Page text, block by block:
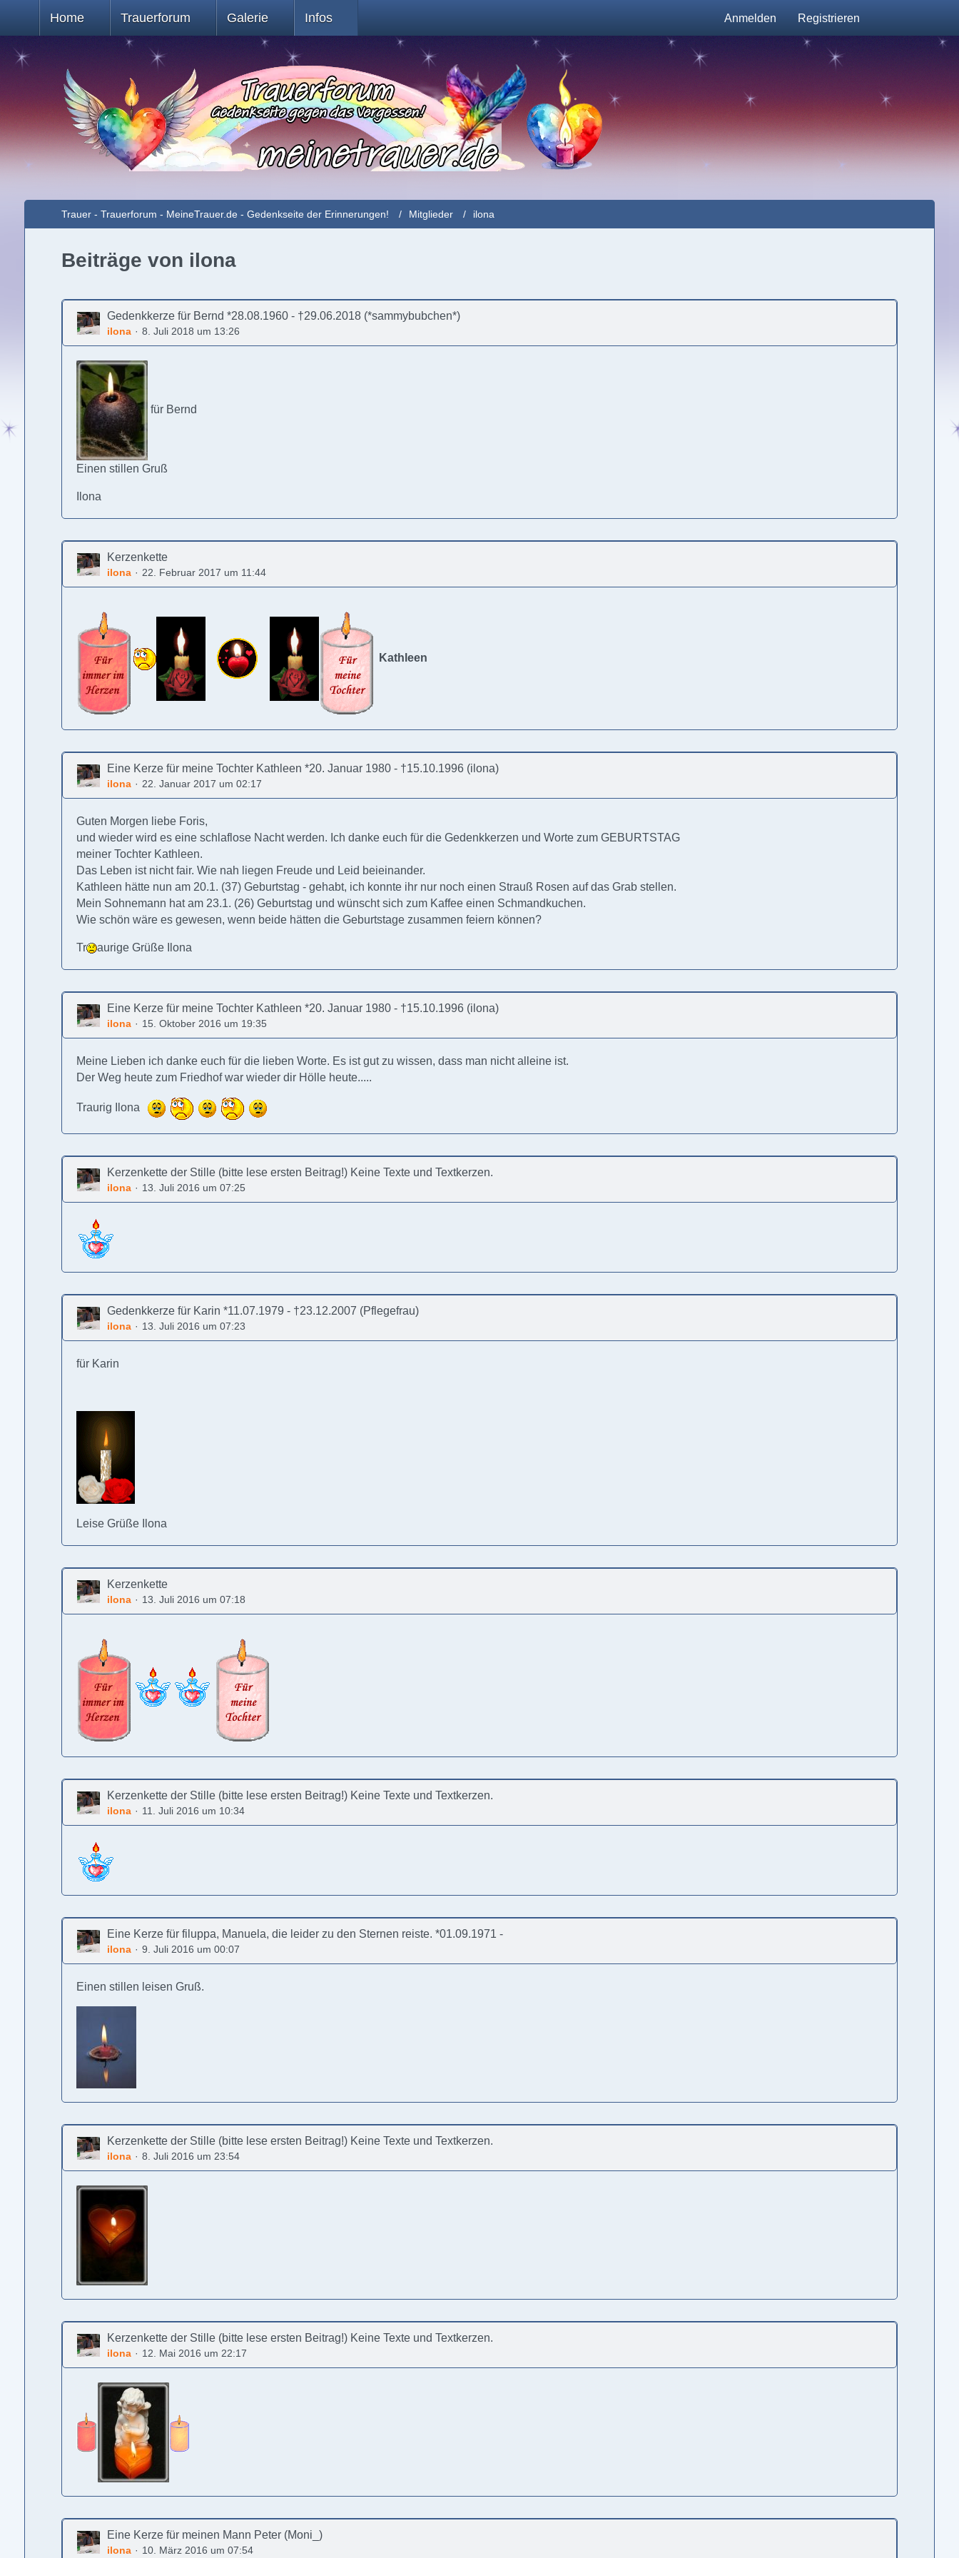
Home Trauerforum Galerie Infos Anmelden Registrieren
Trauer - Trauerforum - MeineTrauer.de - Gedenkseite der Erinnerungen! Mitglieder ilona
Beiträge von ilona
Gedenkkerze für Bernd *28.08.1960 - †29.06.2018 (*sammybubchen*)
ilona 8. Juli 2018 um 13:26
für Bernd
Einen stillen Gruß
Ilona
Kerzenkette
ilona 22. Februar 2017 um 11:44
Kathleen
Eine Kerze für meine Tochter Kathleen *20. Januar 1980 - †15.10.1996 (ilona)
ilona 22. Januar 2017 um 02:17
Guten Morgen liebe Foris,
und wieder wird es eine schlaflose Nacht werden. Ich danke euch für die Gedenkkerzen und Worte zum GEBURTSTAG
meiner Tochter Kathleen.
Das Leben ist nicht fair. Wie nah liegen Freude und Leid beieinander.
Kathleen hätte nun am 20.1. (37) Geburtstag - gehabt, ich konnte ihr nur noch einen Strauß Rosen auf das Grab stellen.
Mein Sohnemann hat am 23.1. (26) Geburtstag und wünscht sich zum Kaffee einen Schmandkuchen.
Wie schön wäre es gewesen, wenn beide hätten die Geburtstage zusammen feiern können?
Tr aurige Grüße Ilona
Eine Kerze für meine Tochter Kathleen *20. Januar 1980 - †15.10.1996 (ilona)
ilona 15. Oktober 2016 um 19:35
Meine Lieben ich danke euch für die lieben Worte. Es ist gut zu wissen, dass man nicht alleine ist.
Der Weg heute zum Friedhof war wieder dir Hölle heute.....
Traurig Ilona
Kerzenkette der Stille (bitte lese ersten Beitrag!) Keine Texte und Textkerzen.
ilona 13. Juli 2016 um 07:25
Gedenkkerze für Karin *11.07.1979 - †23.12.2007 (Pflegefrau)
ilona 13. Juli 2016 um 07:23
für Karin
Leise Grüße Ilona
Kerzenkette
ilona 13. Juli 2016 um 07:18
Kerzenkette der Stille (bitte lese ersten Beitrag!) Keine Texte und Textkerzen.
ilona 11. Juli 2016 um 10:34
Eine Kerze für filuppa, Manuela, die leider zu den Sternen reiste. *01.09.1971 -
ilona 9. Juli 2016 um 00:07
Einen stillen leisen Gruß.
Kerzenkette der Stille (bitte lese ersten Beitrag!) Keine Texte und Textkerzen.
ilona 8. Juli 2016 um 23:54
Kerzenkette der Stille (bitte lese ersten Beitrag!) Keine Texte und Textkerzen.
ilona 12. Mai 2016 um 22:17
Eine Kerze für meinen Mann Peter (Moni_)
ilona 10. März 2016 um 07:54